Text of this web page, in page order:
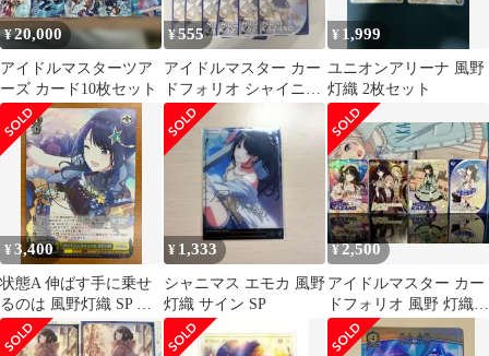
¥20,000
アイドルマスターツア
ーズ カード10枚セット
¥555
アイドルマスター カー
ドフォリオ シャイニー
カラーズ 風野灯織
¥ 1,999
ユニオンアリーナ 風野
灯織 2枚セット
¥3,400
状態A 伸ばす手に乗せ
るのは 風野灯織 SP サ
イン ISC/S110-009SP ヴ
ァイスシュヴァルツ シ
¥ 1,333
シャニマス エモカ 風野
灯織 サイン SP
¥2,500
アイドルマスター カー
ドフォリオ 風野 灯織
SSR+R+N+SR